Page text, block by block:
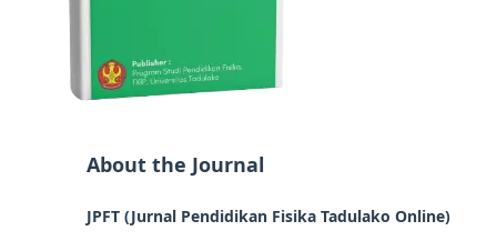
About the Journal
JPFT (Jurnal Pendidikan Fisika Tadulako Online)